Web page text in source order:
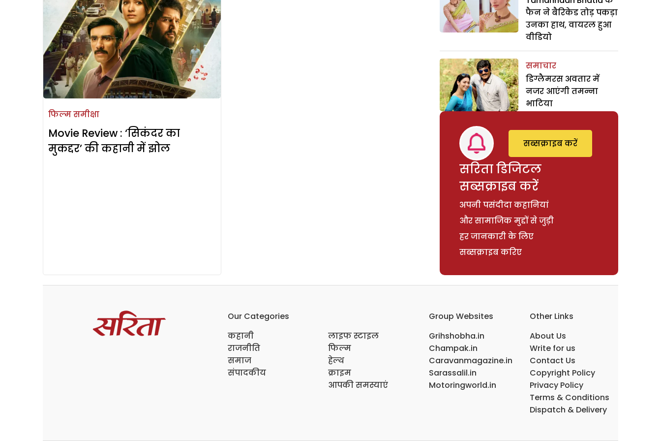
फिल्म समीक्षा
Movie Review : ‘सिकंदर का
मुकद्दर’ की कहानी में झोल
फैन ने बैरिकेड तोड़ पकड़ा
उनका हाथ, वायरल हुआ
वीडियो
समाचार
डिग्लैमरस अवतार में
नजर आएंगी तमन्ना
भाटिया
सरिता डिजिटल
सब्सक्राइब करें
अपनी पसंदीदा कहानियां
और सामाजिक मुद्दों से जुड़ी
हर जानकारी के लिए
सब्सक्राइब करिए
सब्सक्राइब करें
Our Categories
कहानी
राजनीति
समाज
संपादकीय
लाइफ स्टाइल
फिल्म
हेल्थ
क्राइम
आपकी समस्याएं
Group Websites
Grihshobha.in
Champak.in
Caravanmagazine.in
Sarassalil.in
Motoringworld.in
Other Links
About Us
Write for us
Contact Us
Copyright Policy
Privacy Policy
Terms & Conditions
Dispatch & Delivery